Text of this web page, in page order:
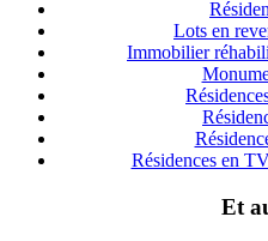
Lots en
Immobilier
Résidences en
Et